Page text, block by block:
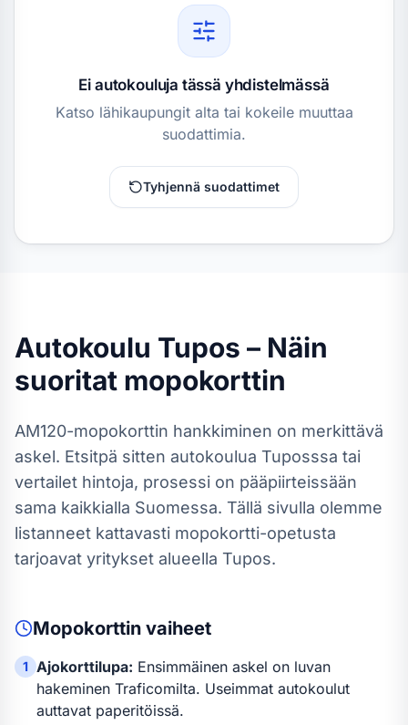
Ei autokouluja tässä yhdistelmässä
Katso lähikaupungit alta tai kokeile muuttaa
suodattimia.
Tyhjennä suodattimet
Autokoulu Tupos – Näin
suoritat mopokorttin
AM120-mopokorttin hankkiminen on merkittävä
askel. Etsitpä sitten autokoulua Tuposssa tai
vertailet hintoja, prosessi on pääpiirteissään
sama kaikkialla Suomessa. Tällä sivulla olemme
listanneet kattavasti mopokortti-opetusta
tarjoavat yritykset alueella Tupos.
Mopokorttin vaiheet
1 Ajokorttilupa: Ensimmäinen askel on luvan
hakeminen Traficomilta. Useimmat autokoulut
auttavat paperitöissä.